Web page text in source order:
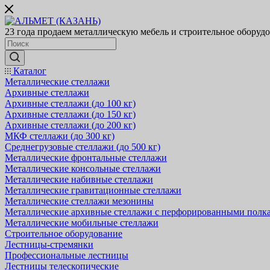
23 года продаем металлическую мебель и строительное
Каталог
Металлические стеллажи
Архивные стеллажи
Архивные стеллажи (до 100 кг)
Архивные стеллажи (до 150 кг)
Архивные стеллажи (до 200 кг)
МКФ стеллажи (до 300 кг)
Среднегрузовые стеллажи (до 500 кг)
Металлические фронтальные стеллажи
Металлические консольные стеллажи
Металлические набивные стеллажи
Металлические гравитационные стеллажи
Металлические стеллажи мезонины
Металлические архивные стеллажи с перфорированными
Металлические мобильные стеллажи
Строительное оборудование
Лестницы-стремянки
Профессиональные лестницы
Лестницы телескопические